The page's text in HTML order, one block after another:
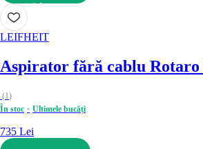
ADAUGĂ ÎN COȘ
LEIFHEIT
Aspirator fără cablu Rotaro
(1)
În stoc
Ultimele bucăți
735 Lei